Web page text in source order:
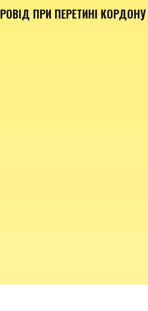
ПРИ ПЕРЕТИНІ КОРДОНУ